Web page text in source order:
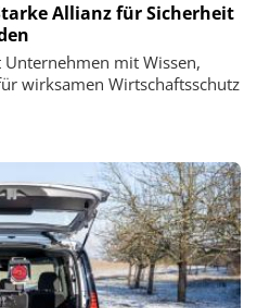
Allianz für Sicherheit
mit Wissen,
wirksamen Wirtschaftsschutz